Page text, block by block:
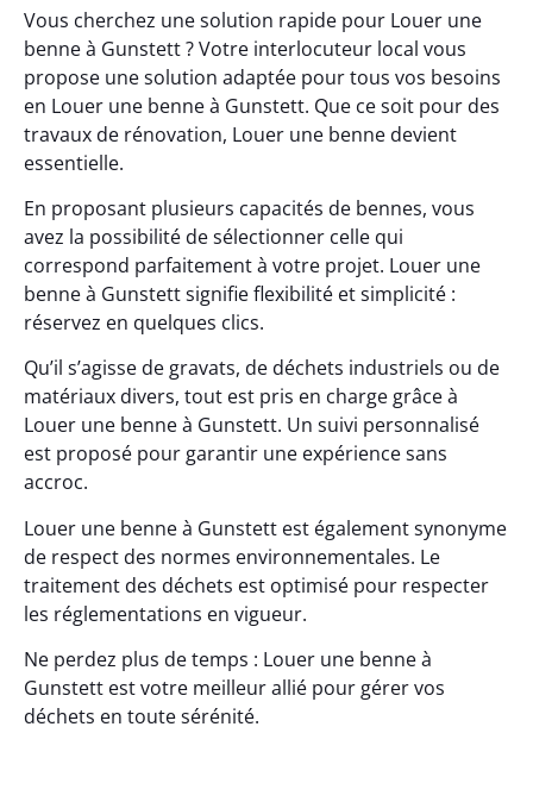
Vous cherchez une solution rapide pour Louer une
benne à Gunstett ? Votre interlocuteur local vous
propose une solution adaptée pour tous vos besoins
en Louer une benne à Gunstett. Que ce soit pour des
travaux de rénovation, Louer une benne devient
essentielle.
En proposant plusieurs capacités de bennes, vous
avez la possibilité de sélectionner celle qui
correspond parfaitement à votre projet. Louer une
benne à Gunstett signifie flexibilité et simplicité :
réservez en quelques clics.
Qu’il s’agisse de gravats, de déchets industriels ou de
matériaux divers, tout est pris en charge grâce à
Louer une benne à Gunstett. Un suivi personnalisé
est proposé pour garantir une expérience sans
accroc.
Louer une benne à Gunstett est également synonyme
de respect des normes environnementales. Le
traitement des déchets est optimisé pour respecter
les réglementations en vigueur.
Ne perdez plus de temps : Louer une benne à
Gunstett est votre meilleur allié pour gérer vos
déchets en toute sérénité.